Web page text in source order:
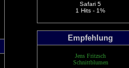
Safari 5
1 Hits - 1%
Empfehlung
Jens Fritzsch
Schnittblumen